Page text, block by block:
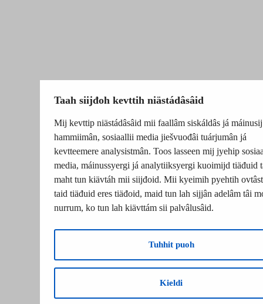
Taah siijđoh kevttih niästádâsâid
Mij kevttip niästádâsâid mii faallâm siskáldâs já máinusij
hammiimân, sosiaallii media jiešvuođâi tuárjumân já
kevtteemere analysistmân. Toos lasseen mij jyehip
media, máinussyergi já analytiiksyergi kuoimijd tiäđuid
maht tun kiävtáh mii siijđoid. Mii kyeimih pyehtih
taid tiäđuid eres tiäđoid, maid tun lah sijjân adelâm tâi
nurrum, ko tun lah kiävttám sii palvâlusâid.
Tuhhit puoh
Kieldi